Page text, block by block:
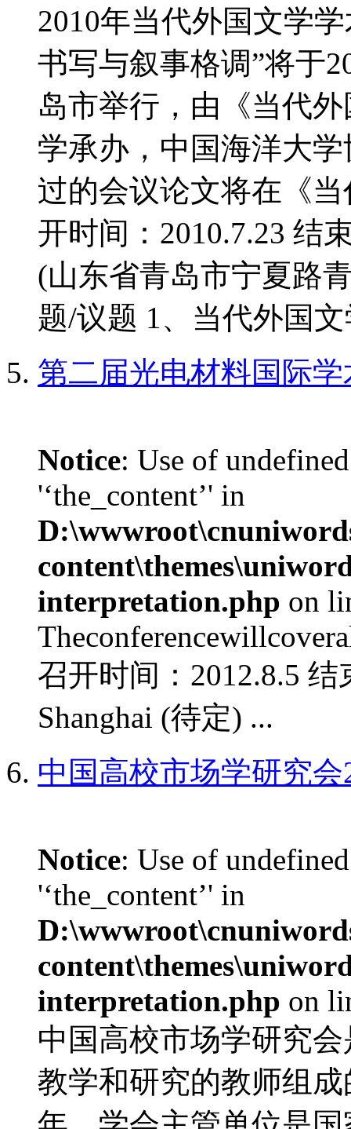
2010年当代外国文学
书写与叙事格调”将于
岛市举行，由《当代
学承办，中国海洋大
过的会议论文将在《
开时间：2010.7.23 结
(山东省青岛市宁夏路
题/议题 1、当代外国文
第二届光电材料国际
Notice: Use of
'‘the_content’' in
interpretation.php on
召开时间：2012.8.5
Shanghai (待定) ...
中国高校市场学研究会
Notice: Use of
'‘the_content’' in
interpretation.php on
中国高校市场学研究
教学和研究的教师组